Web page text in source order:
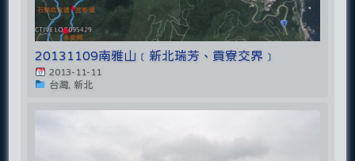
20131109南雅山﹝新北瑞芳、貢寮交界﹞
2013-11-11
台灣, 新北